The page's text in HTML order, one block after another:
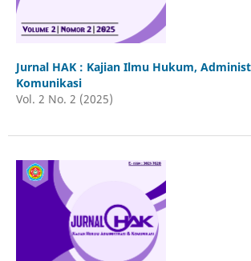
Jurnal HAK : Kajian Ilmu Hukum,
Komunikasi
Vol. 2 No. 2 (2025)